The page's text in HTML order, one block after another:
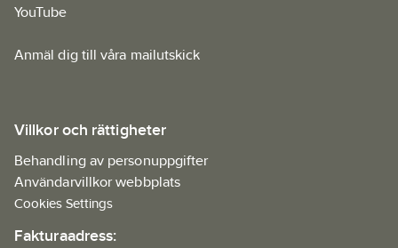
YouTube
Anmäl dig till våra mailutskick
Villkor och rättigheter
Behandling av personuppgifter
Användarvillkor webbplats
Cookies Settings
Fakturaadress: